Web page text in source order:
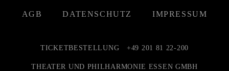
AGB DATENSCHUTZ IMPRESSUM
TICKETBESTELLUNG +49 201 81 22-200
THEATER UND PHILHARMONIE ESSEN GMBH